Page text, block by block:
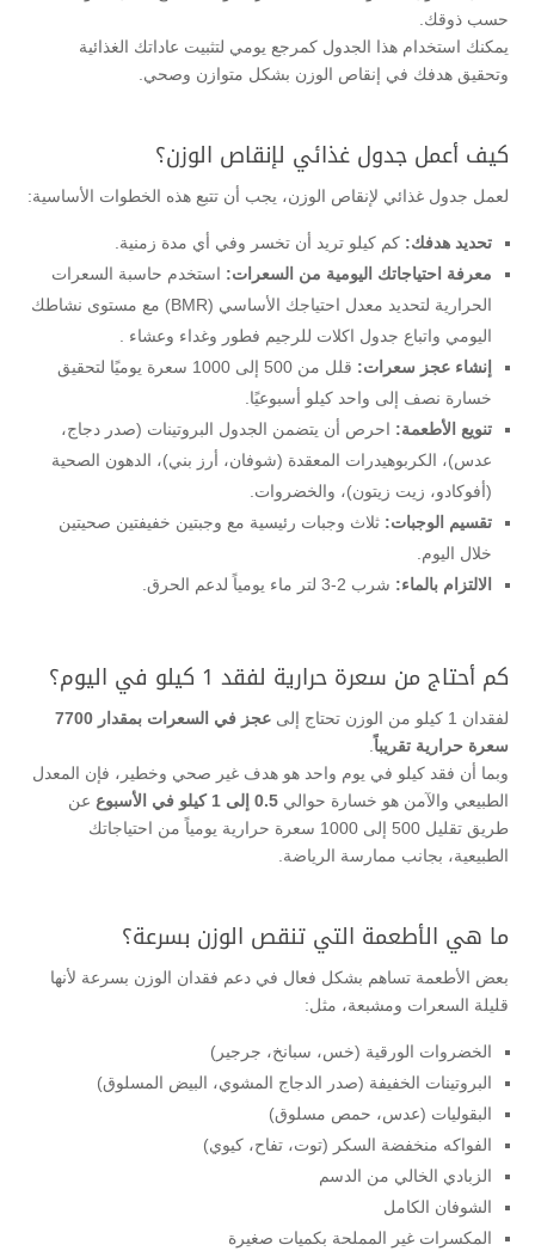
حسب ذوقك.
يمكنك استخدام هذا الجدول كمرجع يومي لتثبيت عاداتك الغذائية
وتحقيق هدفك في إنقاص الوزن بشكل متوازن وصحي.
كيف أعمل جدول غذائي لإنقاص الوزن؟
لعمل جدول غذائي لإنقاص الوزن، يجب أن تتبع هذه الخطوات الأساسية:
تحديد هدفك: كم كيلو تريد أن تخسر وفي أي مدة زمنية.
معرفة احتياجاتك اليومية من السعرات: استخدم حاسبة السعرات
الحرارية لتحديد معدل احتياجك الأساسي (BMR) مع مستوى نشاطك
اليومي واتباع جدول اكلات للرجيم فطور وغداء وعشاء .
إنشاء عجز سعرات:
قلل من 500 إلى 1000 سعرة يوميًا لتحقيق
خسارة نصف إلى واحد كيلو أسبوعيًا.
تنويع الأطعمة: احرص أن يتضمن الجدول البروتينات (صدر دجاج،
عدس)، الكربوهيدرات المعقدة (شوفان، أرز بني)، الدهون الصحية
(أفوكادو، زيت زيتون)، والخضروات.
تقسيم الوجبات: ثلاث وجبات رئيسية مع وجبتين خفيفتين صحيتين
خلال اليوم.
الالتزام بالماء: شرب 2-3 لتر ماء يومياً لدعم الحرق.
كم أحتاج من سعرة حرارية لفقد 1 كيلو في اليوم؟
لفقدان 1 كيلو من الوزن تحتاج إلى
عجز في السعرات بمقدار 7700
سعرة حرارية تقريباً
وبما أن فقد كيلو في يوم واحد هو هدف غير صحي وخطير، فإن المعدل
الطبيعي والآمن هو خسارة حوالي 0.5 إلى 1 كيلو في الأسبوع
عن
طريق تقليل 500 إلى 1000 سعرة حرارية يومياً من احتياجاتك
الطبيعية، بجانب ممارسة الرياضة.
ما هي الأطعمة التي تنقص الوزن بسرعة؟
بعض الأطعمة تساهم بشكل فعال في دعم فقدان الوزن بسرعة لأنها
قليلة السعرات ومشبعة، مثل:
الخضروات الورقية (خس، سبانخ، جرجير)
البروتينات الخفيفة (صدر الدجاج المشوي، البيض المسلوق)
البقوليات (عدس، حمص مسلوق)
الفواكه منخفضة السكر (توت، تفاح، كيوي)
الزبادي الخالي من الدسم
الشوفان الكامل
المكسرات غير المملحة بكميات صغيرة